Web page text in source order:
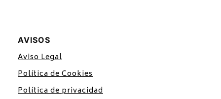
AVISOS
Aviso Legal
Política de Cookies
Política de privacidad